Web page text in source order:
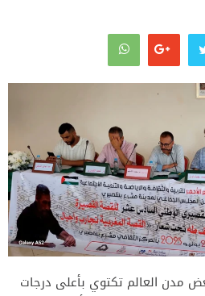
مدن العالم تكتوي بأعلى درجات